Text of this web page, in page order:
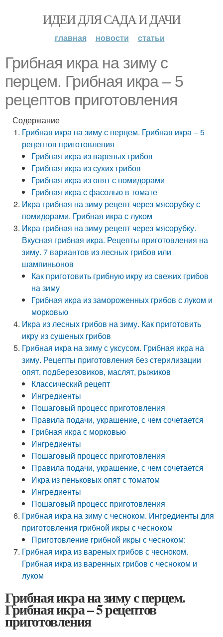
ИДЕИ ДЛЯ САДА И ДАЧИ
главная новости статьи
Грибная икра на зиму с
перцем. Грибная икра – 5
рецептов приготовления
Содержание
Грибная икра на зиму с перцем. Грибная икра – 5
рецептов приготовления
Грибная икра из вареных грибов
Грибная икра из сухих грибов
Грибная икра из опят с помидорами
Грибная икра с фасолью в томате
Икра грибная на зиму рецепт через мясорубку с
помидорами. Грибная икра с луком
Икра грибная на зиму рецепт через мясорубку.
Вкусная грибная икра. Рецепты приготовления на
зиму. 7 вариантов из лесных грибов или
шампиньонов
Как приготовить грибную икру из свежих грибов
на зиму
Грибная икра из замороженных грибов с луком и
морковью
Икра из лесных грибов на зиму. Как приготовить
икру из сушеных грибов
Грибная икра на зиму с уксусом. Грибная икра на
зиму. Рецепты приготовления без стерилизации
опят, подберезовиков, маслят, рыжиков
Классический рецепт
Ингредиенты
Пошаговый процесс приготовления
Правила подачи, украшение, с чем сочетается
Грибная икра с морковью
Ингредиенты
Пошаговый процесс приготовления
Правила подачи, украшение, с чем сочетается
Икра из пеньковых опят с томатом
Ингредиенты
Пошаговый процесс приготовления
Грибная икра на зиму с чесноком. Ингредиенты для
приготовления грибной икры с чесноком
Приготовление грибной икры с чесноком:
Грибная икра из вареных грибов с чесноком.
Грибная икра из варенных грибов с чесноком и
луком
Грибная икра на зиму с перцем.
Грибная икра – 5 рецептов
приготовления